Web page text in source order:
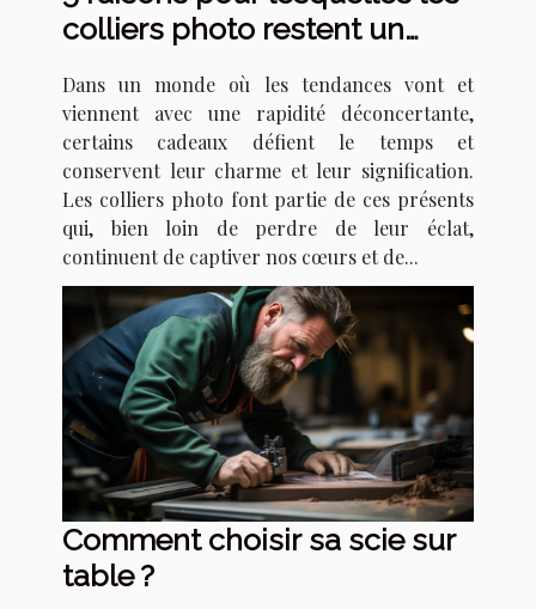
colliers photo restent un
cadeau intemporel
Dans un monde où les tendances vont et
viennent avec une rapidité déconcertante,
certains cadeaux défient le temps et
conservent leur charme et leur signification.
Les colliers photo font partie de ces présents
qui, bien loin de perdre de leur éclat,
continuent de captiver nos cœurs et de...
Comment choisir sa scie sur
table ?